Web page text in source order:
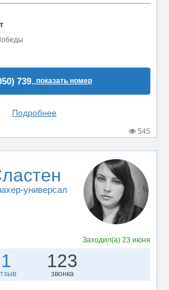
739..показать номер
Подробнее
545
универсал
Заходил(а) 23 июня
1 123
звонка